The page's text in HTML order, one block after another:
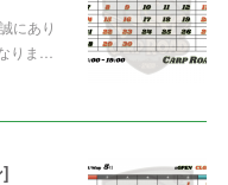
にあり
りま…
]